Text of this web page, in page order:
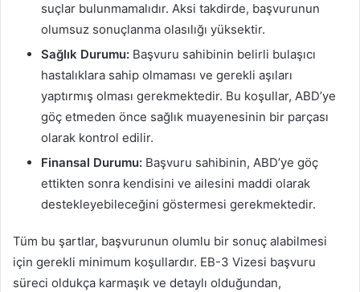
suçlar bulunmamalıdır. Aksi takdirde, başvurunun
olumsuz sonuçlanma olasılığı yüksektir.
Sağlık Durumu: Başvuru sahibinin belirli bulaşıcı
hastalıklara sahip olmaması ve gerekli aşıları
yaptırmış olması gerekmektedir. Bu koşullar, ABD’ye
göç etmeden önce sağlık muayenesinin bir parçası
olarak kontrol edilir.
Finansal Durumu: Başvuru sahibinin, ABD’ye göç
ettikten sonra kendisini ve ailesini maddi olarak
destekleyebileceğini göstermesi gerekmektedir.
Tüm bu şartlar, başvurunun olumlu bir sonuç alabilmesi
için gerekli minimum koşullardır. EB-3 Vizesi başvuru
süreci oldukça karmaşık ve detaylı olduğundan,